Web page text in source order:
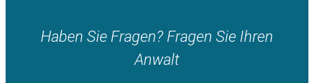
Haben Sie Fragen? Fragen Sie Ihren
Anwalt